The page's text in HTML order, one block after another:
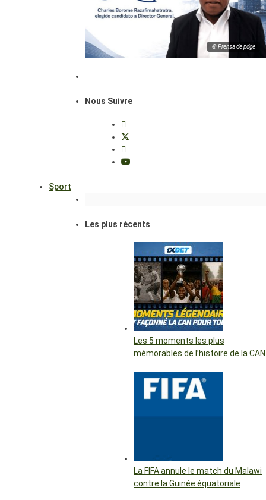
© Prensa de pdge
Nous Suivre
Sport
Les plus récents
Les 5 moments les plus
mémorables de l’histoire de la CAN
La FIFA annule le match du Malawi
contre la Guinée équatoriale